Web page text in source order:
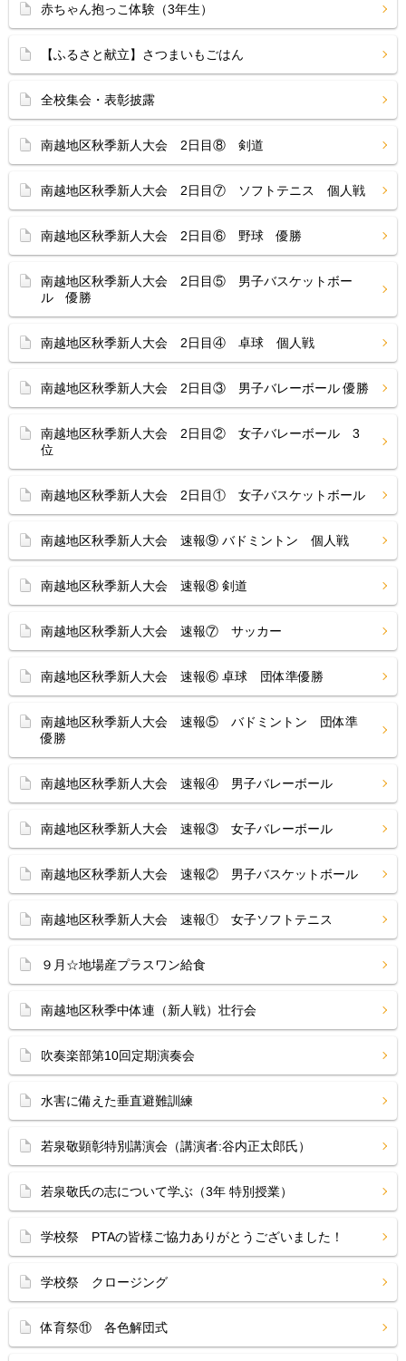
赤ちゃん抱っこ体験（3年生）
【ふるさと献立】さつまいもごはん
全校集会・表彰披露
南越地区秋季新人大会 2日目⑧ 剣道
南越地区秋季新人大会 2日目⑦ ソフトテニス 個人戦
南越地区秋季新人大会 2日目⑥ 野球 優勝
南越地区秋季新人大会 2日目⑤ 男子バスケットボー
ル 優勝
南越地区秋季新人大会 2日目④ 卓球 個人戦
南越地区秋季新人大会 2日目③ 男子バレーボール 優勝
南越地区秋季新人大会 2日目② 女子バレーボール 3
位
南越地区秋季新人大会 2日目① 女子バスケットボール
南越地区秋季新人大会 速報⑨ バドミントン 個人戦
南越地区秋季新人大会 速報⑧ 剣道
南越地区秋季新人大会 速報⑦ サッカー
南越地区秋季新人大会 速報⑥ 卓球 団体準優勝
南越地区秋季新人大会 速報⑤ バドミントン 団体準
優勝
南越地区秋季新人大会 速報④ 男子バレーボール
南越地区秋季新人大会 速報③ 女子バレーボール
南越地区秋季新人大会 速報② 男子バスケットボール
南越地区秋季新人大会 速報① 女子ソフトテニス
９月☆地場産プラスワン給食
南越地区秋季中体連（新人戦）壮行会
吹奏楽部第10回定期演奏会
水害に備えた垂直避難訓練
若泉敬顕彰特別講演会（講演者:谷内正太郎氏）
若泉敬氏の志について学ぶ（3年 特別授業）
学校祭 PTAの皆様ご協力ありがとうございました！
学校祭 クロージング
体育祭⑪ 各色解団式